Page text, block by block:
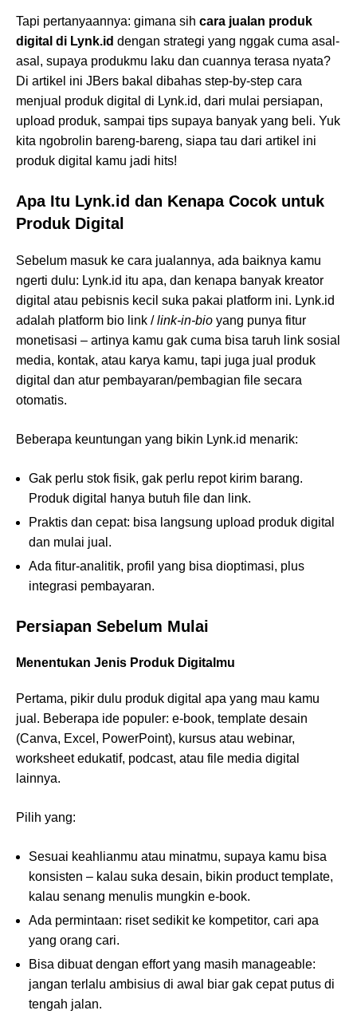
Tapi pertanyaannya: gimana sih cara jualan produk
digital di Lynk.id dengan strategi yang nggak cuma asal-
asal, supaya produkmu laku dan cuannya terasa nyata?
Di artikel ini JBers bakal dibahas step-by-step cara
menjual produk digital di Lynk.id, dari mulai persiapan,
upload produk, sampai tips supaya banyak yang beli. Yuk
kita ngobrolin bareng-bareng, siapa tau dari artikel ini
produk digital kamu jadi hits!
Apa Itu Lynk.id dan Kenapa Cocok untuk
Produk Digital
Sebelum masuk ke cara jualannya, ada baiknya kamu
ngerti dulu: Lynk.id itu apa, dan kenapa banyak kreator
digital atau pebisnis kecil suka pakai platform ini. Lynk.id
adalah platform bio link / link-in-bio yang punya fitur
monetisasi ‒ artinya kamu gak cuma bisa taruh link sosial
media, kontak, atau karya kamu, tapi juga jual produk
digital dan atur pembayaran/pembagian file secara
otomatis.
Beberapa keuntungan yang bikin Lynk.id menarik:
Gak perlu stok fisik, gak perlu repot kirim barang.
Produk digital hanya butuh file dan link.
Praktis dan cepat: bisa langsung upload produk digital
dan mulai jual.
Ada fitur-analitik, profil yang bisa dioptimasi, plus
integrasi pembayaran.
Persiapan Sebelum Mulai
Menentukan Jenis Produk Digitalmu
Pertama, pikir dulu produk digital apa yang mau kamu
jual. Beberapa ide populer: e-book, template desain
(Canva, Excel, PowerPoint), kursus atau webinar,
worksheet edukatif, podcast, atau file media digital
lainnya.
Pilih yang:
Sesuai keahlianmu atau minatmu, supaya kamu bisa
konsisten ‒ kalau suka desain, bikin product template,
kalau senang menulis mungkin e-book.
Ada permintaan: riset sedikit ke kompetitor, cari apa
yang orang cari.
Bisa dibuat dengan effort yang masih manageable:
jangan terlalu ambisius di awal biar gak cepat putus di
tengah jalan.